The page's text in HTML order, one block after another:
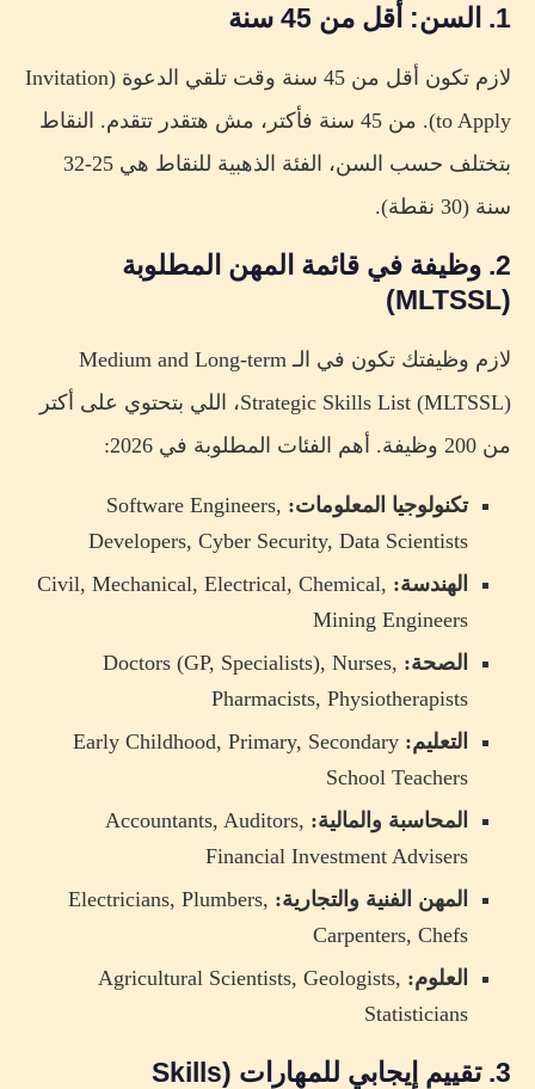
1. السن: أقل من 45 سنة
لازم تكون أقل من 45 سنة وقت تلقي الدعوة (Invitation
to Apply). من 45 سنة فأكتر، مش هتقدر تتقدم. النقاط
بتختلف حسب السن، الفئة الذهبية للنقاط هي 25-32
سنة (30 نقطة).
2. وظيفة في قائمة المهن المطلوبة
(MLTSSL)
لازم وظيفتك تكون في الـ Medium and Long-term
Strategic Skills List (MLTSSL)، اللي بتحتوي على أكتر
من 200 وظيفة. أهم الفئات المطلوبة في 2026:
تكنولوجيا المعلومات: Software Engineers,
Developers, Cyber Security, Data Scientists
الهندسة: Civil, Mechanical, Electrical, Chemical,
Mining Engineers
الصحة: Doctors (GP, Specialists), Nurses,
Pharmacists, Physiotherapists
التعليم: Early Childhood, Primary, Secondary
School Teachers
المحاسبة والمالية: Accountants, Auditors,
Financial Investment Advisers
المهن الفنية والتجارية: Electricians, Plumbers,
Carpenters, Chefs
العلوم: Agricultural Scientists, Geologists,
Statisticians
3. تقييم إيجابي للمهارات (Skills